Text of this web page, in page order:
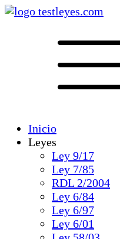
Inicio
Leyes
Ley 9/17
Ley 7/85
RDL 2/2004
Ley 6/84
Ley 6/97
Ley 6/01